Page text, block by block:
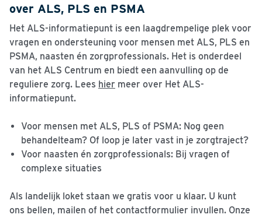
over ALS, PLS en PSMA
Het ALS-informatiepunt is een laagdrempelige plek voor
vragen en ondersteuning voor mensen met ALS, PLS en
PSMA, naasten én zorgprofessionals. Het is onderdeel
van het ALS Centrum en biedt een aanvulling op de
reguliere zorg. Lees hier meer over Het ALS-
informatiepunt.
Voor mensen met ALS, PLS of PSMA: Nog geen
behandelteam? Of loop je later vast in je zorgtraject?
Voor naasten én zorgprofessionals: Bij vragen of
complexe situaties
Als landelijk loket staan we gratis voor u klaar. U kunt
ons bellen, mailen of het contactformulier invullen. Onze